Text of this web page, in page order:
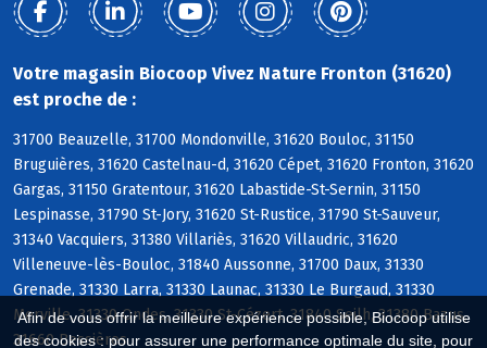
Afin de vous offrir la meilleure expérience possible, Biocoop utilise
des cookies : pour assurer une performance optimale du site, pour
Votre magasin Biocoop Vivez Nature Fronton (31620)
est proche de :
31700 Beauzelle, 31700 Mondonville, 31620 Bouloc, 31150
Bruguières, 31620 Castelnau-d, 31620 Cépet, 31620 Fronton, 31620
Gargas, 31150 Gratentour, 31620 Labastide-St-Sernin, 31150
Lespinasse, 31790 St-Jory, 31620 St-Rustice, 31790 St-Sauveur,
31340 Vacquiers, 31380 Villariès, 31620 Villaudric, 31620
Villeneuve-lès-Bouloc, 31840 Aussonne, 31700 Daux, 31330
Grenade, 31330 Larra, 31330 Launac, 31330 Le Burgaud, 31330
Merville, 31330 Ondes, 31330 St-Cézert, 31840 Seilh, 31380 Bazus,
31660 Bessières